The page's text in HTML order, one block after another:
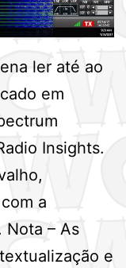
ler até ao
em
Insights.
a
Nota – As
e